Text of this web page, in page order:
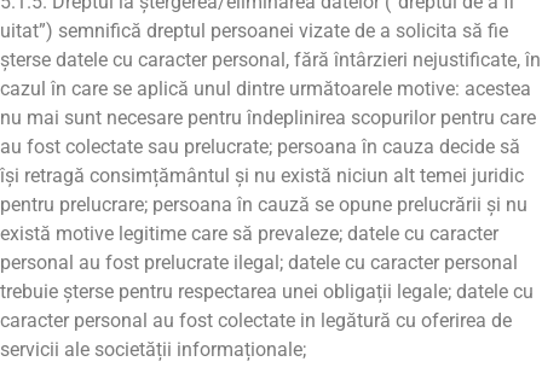
uitat”) semnifică dreptul persoanei vizate de a solicita să fie
șterse datele cu caracter personal, fără întârzieri nejustificate, în
cazul în care se aplică unul dintre următoarele motive: acestea
nu mai sunt necesare pentru îndeplinirea scopurilor pentru care
au fost colectate sau prelucrate; persoana în cauza decide să
își retragă consimțământul și nu există niciun alt temei juridic
pentru prelucrare; persoana în cauză se opune prelucrării și nu
există motive legitime care să prevaleze; datele cu caracter
personal au fost prelucrate ilegal; datele cu caracter personal
trebuie șterse pentru respectarea unei obligații legale; datele cu
caracter personal au fost colectate in legătură cu oferirea de
servicii ale societății informaționale;